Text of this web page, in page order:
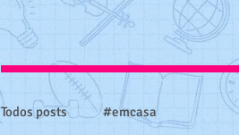
Todos posts #emcasa